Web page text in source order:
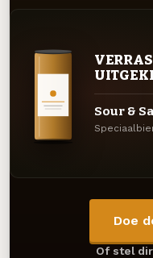
Sour &
Doe
Of stel